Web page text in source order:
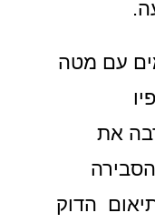
עם מטה
את
הסבירה
הדוק